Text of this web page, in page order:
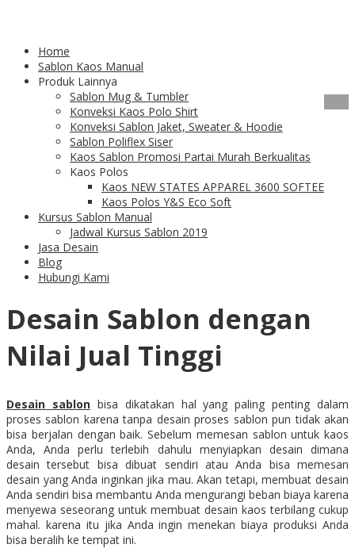
Home
Sablon Kaos Manual
Produk Lainnya
Sablon Mug & Tumbler
Konveksi Kaos Polo Shirt
Konveksi Sablon Jaket, Sweater & Hoodie
Sablon Poliflex Siser
Kaos Sablon Promosi Partai Murah Berkualitas
Kaos Polos
Kaos NEW STATES APPAREL 3600 SOFTEE
Kaos Polos Y&S Eco Soft
Kursus Sablon Manual
Jadwal Kursus Sablon 2019
Jasa Desain
Blog
Hubungi Kami
Kaos
Desain Sablon yang
Bermutu dan
Berkualitas
Desain Sablon dengan
Nilai Jual Tinggi
Desain sablonbisa dikatakan hal yang paling penting dalam
proses sablon karena tanpa desain proses sablon pun tidak akan
bisa berjalan dengan baik. Sebelum memesan sablon untuk kaos
Anda, Anda perlu terlebih dahulu menyiapkan desain dimana
desain tersebut bisa dibuat sendiri atau Anda bisa memesan
desain yang Anda inginkan jika mau. Akan tetapi, membuat desain
Anda sendiri bisa membantu Anda mengurangi beban biaya karena
menyewa seseorang untuk membuat desain kaos terbilang cukup
mahal. karena itu jika Anda ingin menekan biaya produksi Anda
bisa beralih ke tempat ini.